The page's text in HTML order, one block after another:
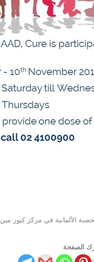
الألمانية في مركز كيور مين.
الصفحة